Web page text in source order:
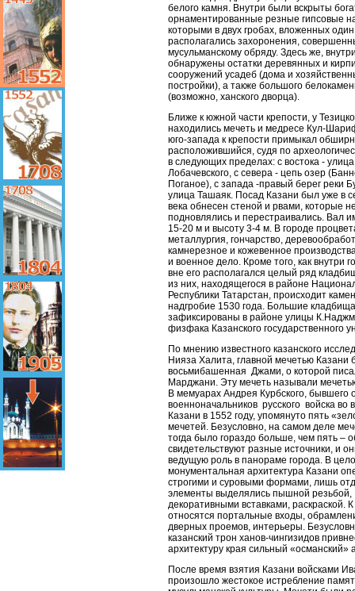
белого камня. Внутри были вскрыты
орнаментированные резные гипсовые
которыми в двух гробах, вложенных один
располагались захоронения,
мусульманскому обряду. Здесь же,
обнаружены остатки деревянных и
сооружений усадеб (дома и
постройки), а также большого
(возможно, ханского дворца).
Ближе к южной части крепости, у
находились мечеть и медресе Кул-
юго-запада к крепости примыкал
расположившийся, судя по
в следующих пределах: с востока - улица
Лобачевского, с севера - цепь озер
Поганое), с запада -правый берег реки
улица Ташаяк. Посад Казани был уже в
века обнесен стеной и рвами, которые
подновлялись и перестраивались. Вал
15-20 м и высоту 3-4 м. В городе
металлургия, гончарство,
камнерезное и кожевенное
и военное дело. Кроме того, как внутри
вне его располагался целый ряд
из них, находящегося в районе
Республики Татарстан, происходит
надгробие 1530 года. Большие кладбища
зафиксированы в районе улицы
физфака Казанского государственного
По мнению известного казанского
Нияза Халита, главной мечетью Казани
восьмибашенная Джами, о которой
Марджани. Эту мечеть называли
В мемуарах Андрея Курбского, бывшего
военноначальников русского войска во
Казани в 1552 году, упомянуто пять
мечетей. Безусловно, на самом деле
тогда было гораздо больше, чем пять –
свидетельствуют разные источники, и
ведущую роль в панораме города. В
монументальная архитектура Казани
строгими и суровыми формами, лишь
элементы выделялись пышной резьбой,
декоративными вставками, раскраской.
относятся портальные входы,
дверных проемов, интерьеры.
казанский трон ханов-чингизидов
архитектуру края сильный «османский»
После время взятия Казани войсками
произошло жестокое истребление